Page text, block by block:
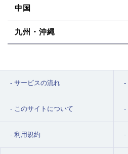
中国
九州・沖縄
サービスの流れ
このサイトについて
利用規約